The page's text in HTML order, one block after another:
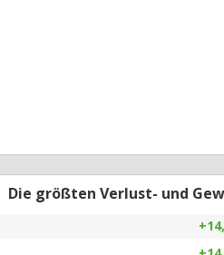
Die größten Verlust- und